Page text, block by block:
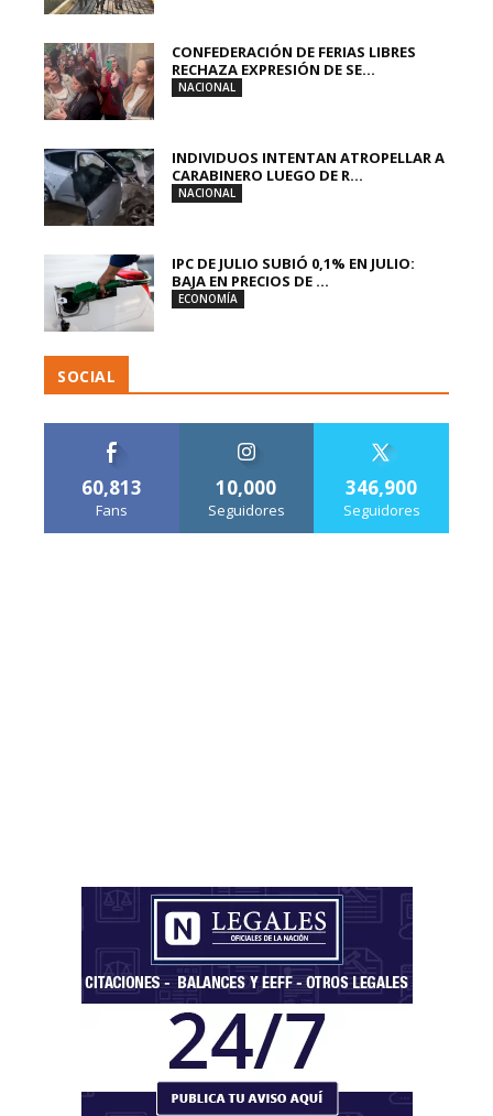
CONFEDERACIÓN DE FERIAS LIBRES
RECHAZA EXPRESIÓN DE SE...
NACIONAL
INDIVIDUOS INTENTAN ATROPELLAR A
CARABINERO LUEGO DE R...
NACIONAL
IPC DE JULIO SUBIÓ 0,1% EN JULIO:
BAJA EN PRECIOS DE ...
ECONOMÍA
SOCIAL
60,813
Fans
10,000
Seguidores
346,900
Seguidores